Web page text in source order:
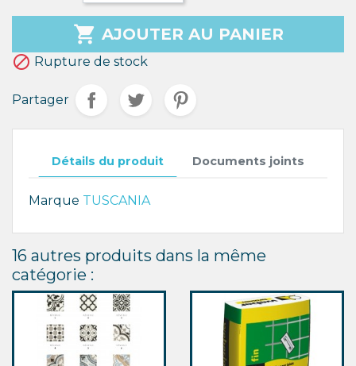
 AJOUTER AU PANIER
 Rupture de stock
Partager
Détails du produit Documents joints
Marque TUSCANIA
16 autres produits dans la même
catégorie :